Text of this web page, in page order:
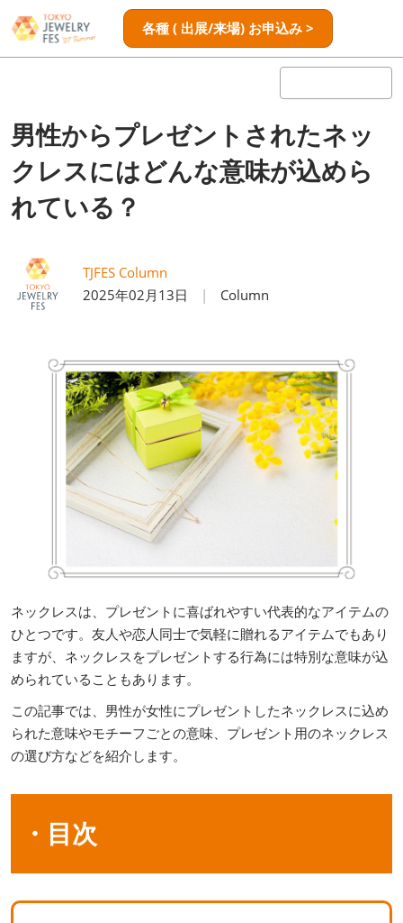
キ
ッ
て
進
む
各種 ( 出展/来場) お申込み >
ジ
ビ
ー
ョ
男性からプレゼントされたネッ
クレスにはどんな意味が込めら
れている？
TJFES Column
2025年02月13日
Column
ネックレスは、プレゼントに喜ばれやすい代表的なアイテムの
ひとつです。友人や恋人同士で気軽に贈れるアイテムでもあり
ますが、ネックレスをプレゼントする行為には特別な意味が込
められていることもあります。
この記事では、男性が女性にプレゼントしたネックレスに込め
られた意味やモチーフごとの意味、プレゼント用のネックレス
の選び方などを紹介します。
・目次